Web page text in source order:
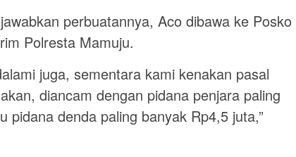
perbuatannya, Aco dibawa ke Posko
Polresta Mamuju.
juga, sementara kami kenakan pasal
diancam dengan pidana penjara paling
pidana denda paling banyak Rp4,5 juta,”